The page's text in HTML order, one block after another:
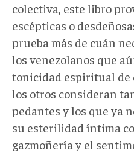
colectiva, este libro
escépticas o
prueba más de cuán
los venezolanos que
tonicidad espiritual de
los otros consideran
pedantes y los que ya
su esterilidad íntima
gazmoñería y el